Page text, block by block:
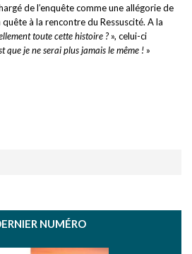
de l’enquête comme une allégorie de
à la rencontre du Ressuscité. A la
toute cette histoire ? », celui-ci
que je ne serai plus jamais le même ! »
NUMÉRO